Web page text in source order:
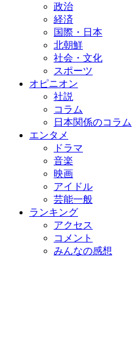
政治
経済
国際・日本
北朝鮮
社会・文化
スポーツ
オピニオン
社説
コラム
日本関係のコラム
エンタメ
ドラマ
音楽
映画
アイドル
芸能一般
ランキング
アクセス
コメント
みんなの感想